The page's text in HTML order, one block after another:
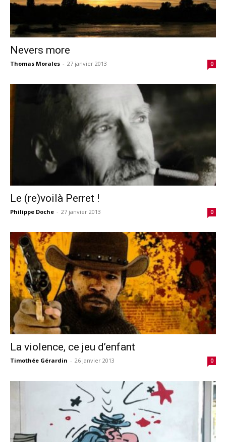
Nevers more
Thomas Morales - 27 janvier 2013 0
Le (re)voilà Perret !
Philippe Doche - 27 janvier 2013 0
La violence, ce jeu d’enfant
Timothée Gérardin - 26 janvier 2013 0